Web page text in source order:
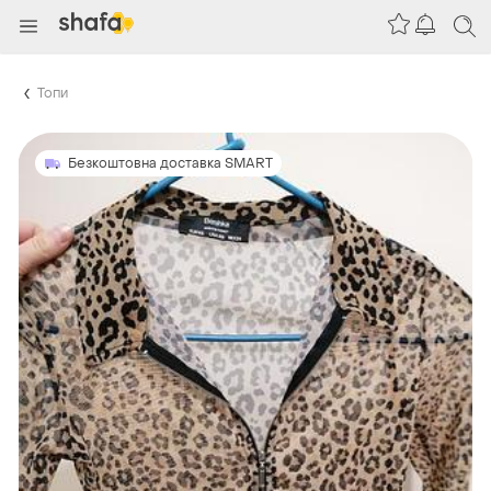
Топи
Безкоштовна доставка SMART